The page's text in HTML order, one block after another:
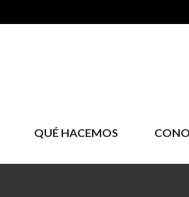
QUÉ HACEMOS